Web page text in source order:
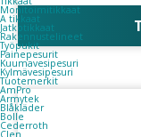
Monitoimitikkaat
A tikkaat
Jatkotikkaat
Rakennustelineet
Työpukit
Painepesurit
Kuumavesipesuri
Kylmävesipesuri
Tuotemerkit
AmPro
Armytek
Blåkläder
Bolle
Cederroth
Clen